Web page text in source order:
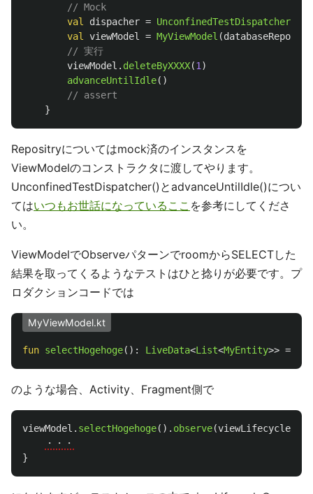
// Mock
val
dispacher = UnconfinedTestDispatcher
val
viewModel = MyViewModel (
// 実行
viewModel . deleteByXXXX(1 )
advanceUntilIdle()
// assert
}
Repositryについてはmock済のインスタンスを
ViewModelのコンストラクタに渡してやります。
UnconfinedTestDispatcher()とadvanceUntilIdle()につい
てはいつもお世話になっているここ を参考にしてくださ
い。
ViewModelでObserveパターンでroomからSELECTした
結果を取ってくるようなテストはひと捻りが必要です。プ
ロダクションコードでは
MyViewModel.kt
fun selectHogehoge(): LiveData<List<MyEntity>> =
のような場合、Activity、Fragment側で
viewModel . selectHogehoge(). observe(
・・・
}